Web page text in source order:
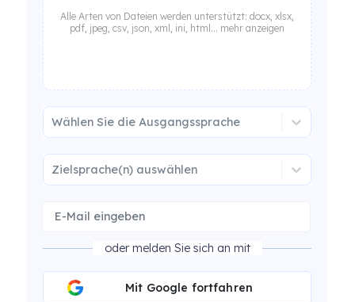
Alle Arten von Dateien werden unterstützt: docx, xlsx,
pdf, jpeg, csv, json, xml, ini, html... mehr anzeigen
Wählen Sie die Ausgangssprache
Zielsprache(n) auswählen
oder melden Sie sich an mit
Mit Google fortfahren